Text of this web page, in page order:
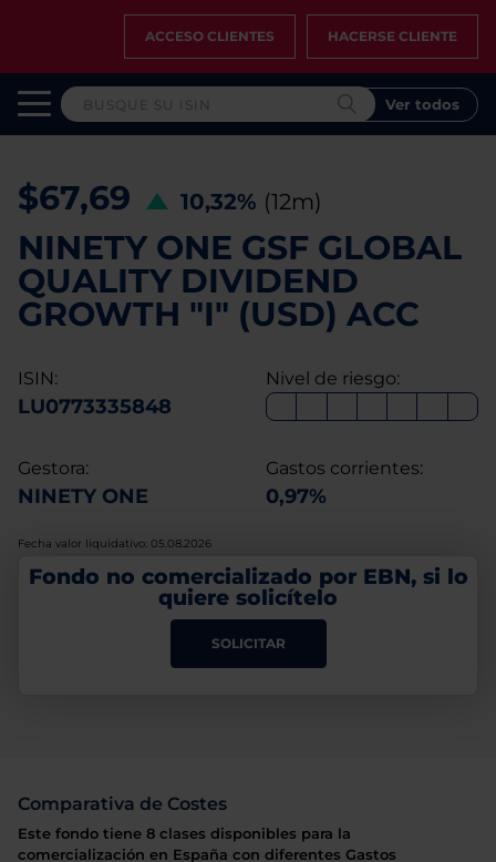
ACCESO CLIENTES HACERSE CLIENTE
Ver todos
$67,69 10,32% (12m)
NINETY ONE GSF GLOBAL
QUALITY DIVIDEND
GROWTH "I" (USD) ACC
ISIN:
LU0773335848
Nivel de riesgo:
Gestora:
NINETY ONE
Gastos corrientes:
0,97%
Fecha valor liquidativo: 05.08.2026
Fondo no comercializado por EBN, si lo
quiere solicítelo
SOLICITAR
Comparativa de Costes
Este fondo tiene 8 clases disponibles para la
comercialización en España con diferentes Gastos